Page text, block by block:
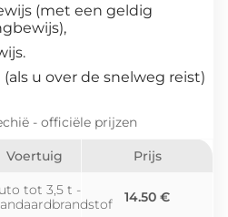
(met een geldig
u over de snelweg reist)
- officiële prijzen
Voertuig Prijs
tot 3,5 t -
14.50 €